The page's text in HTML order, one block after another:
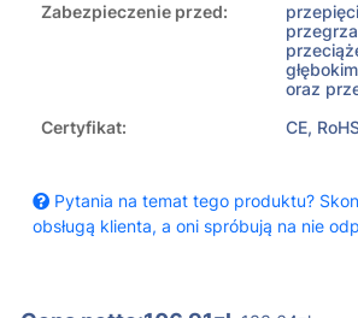
Zabezpieczenie przed:
oraz
Certyfikat:
CE,
Pytania na temat tego produktu?
obsługą klienta, a oni spróbują na nie